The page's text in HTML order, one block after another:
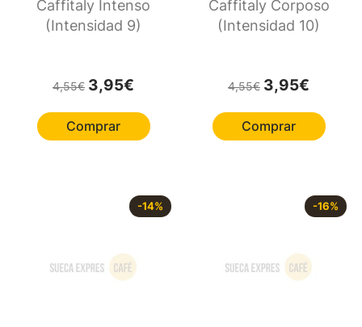
Caffitaly Intenso
(Intensidad 9)
4,55€ El precio original era: 4,55€.
3,95€ El precio actual es: 3,95€.
Comprar
Caffitaly Corposo
(Intensidad 10)
4,55€ El precio original
3,95€
Comprar
-14% -16%